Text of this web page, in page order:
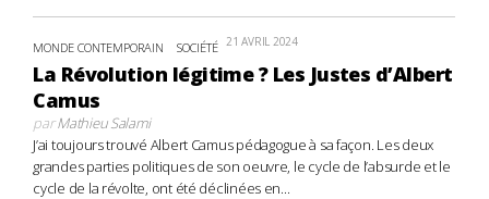
MONDE CONTEMPORAIN SOCIÉTÉ 21 AVRIL 2024
La Révolution légitime ? Les Justes d’Albert
Camus
parMathieu Salami
J’ai toujours trouvé Albert Camus pédagogue à sa façon. Les deux
grandes parties politiques de son oeuvre, le cycle de l’absurde et le
cycle de la révolte, ont été déclinées en...